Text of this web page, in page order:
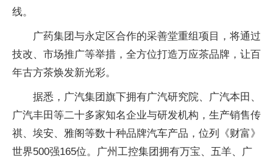
线。
广药集团与永定区合作的采善堂重组项目，将通过
技改、市场推广等举措，全方位打造万应茶品牌，让百
年古方茶焕发新光彩。
据悉，广汽集团旗下拥有广汽研究院、广汽本田、
广汽丰田等二十多家知名企业与研发机构，生产销售传
祺、埃安、雅阁等数十种品牌汽车产品，位列《财富》
世界500强165位。广州工控集团拥有万宝、五羊、广